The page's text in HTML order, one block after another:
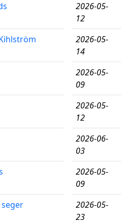
2026-05-
12
2026-05-
14
2026-05-
09
2026-05-
12
2026-06-
03
2026-05-
09
2026-05-
23